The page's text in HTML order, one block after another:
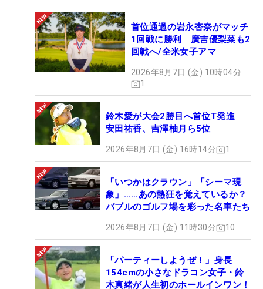
首位通過の岩永杏奈がマッチ
1回戦に勝利 廣吉優梨菜も2
回戦へ/全米女子アマ
2026年8月7日 (金) 10時04分
1
鈴木愛が大会2勝目へ首位T発進
安田祐香、吉澤柚月ら5位
2026年8月7日 (金) 16時14分 1
「いつかはクラウン」「シーマ現
象」……あの熱狂を覚えているか？
バブルのゴルフ場を彩った名車たち
2026年8月7日 (金) 11時30分 10
「パーティーしようぜ！」身長
154cmの小さなドラコン女子・鈴
木真緒が人生初のホールインワン！